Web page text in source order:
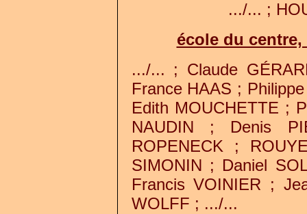
.../... ;
école du centre,
.../... ; Claude
France HAAS ;
Edith MOUCHETTE ;
NAUDIN ; Denis
ROPENECK ;
SIMONIN ; Daniel
Francis VOINIER ;
WOLFF ; .../...